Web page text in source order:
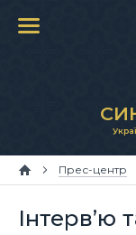
Прес-центр
Інтерв’ю